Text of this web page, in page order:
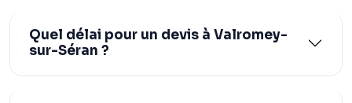
Quel délai pour un devis à Valromey-
sur-Séran ?